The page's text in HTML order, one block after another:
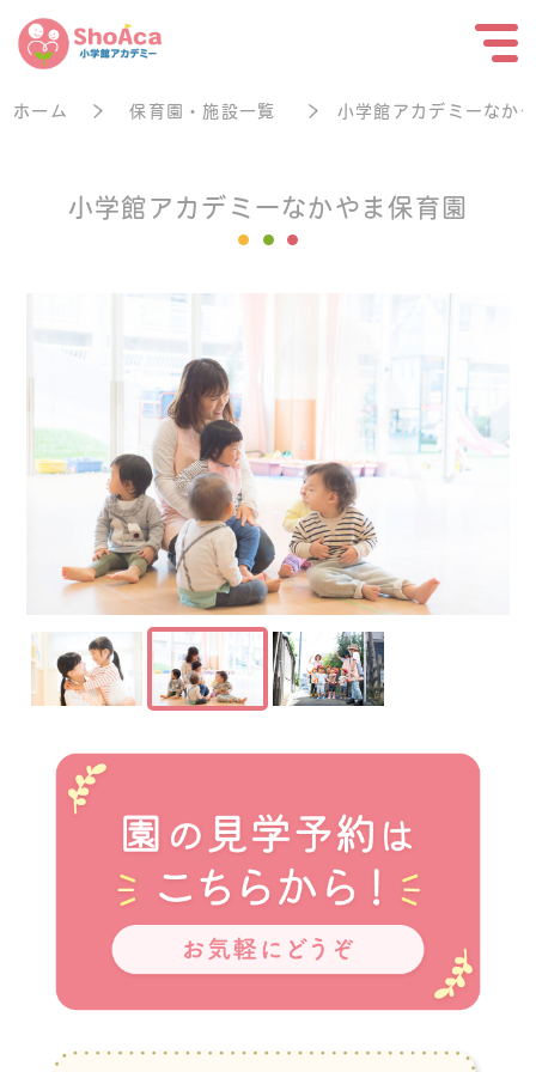
ホーム 保育園・施設一覧 小学館アカデミーなか
小学館アカデミーなかやま保育園